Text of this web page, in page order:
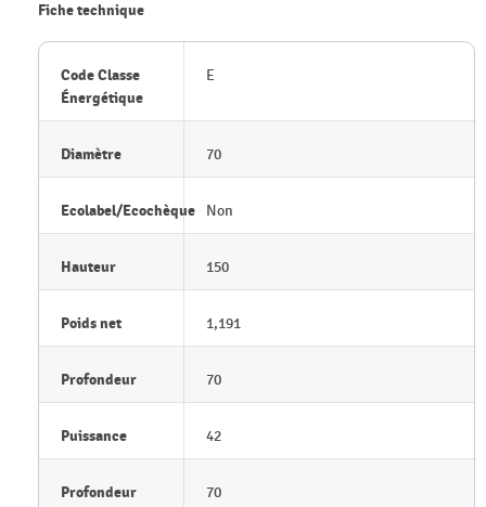
Fiche technique
Code Classe
Énergétique
E
Diamètre 70
Ecolabel/Ecochèque Non
Hauteur 150
Poids net 1,191
Profondeur 70
Puissance 42
Profondeur
70